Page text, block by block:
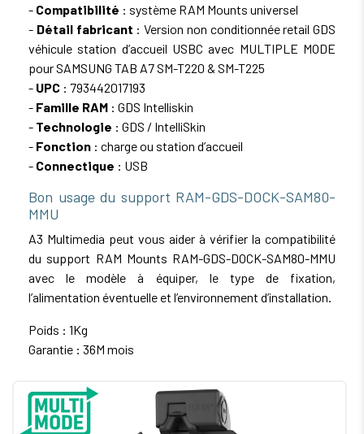
- Compatibilité : système RAM Mounts universel
- Détail fabricant : Version non conditionnée retail GDS
véhicule station d’accueil USBC avec MULTIPLE MODE
pour SAMSUNG TAB A7 SM-T220 & SM-T225
- UPC : 793442017193
- Famille RAM : GDS Intelliskin
- Technologie : GDS / IntelliSkin
- Fonction : charge ou station d’accueil
- Connectique : USB
Bon usage du support RAM-GDS-DOCK-SAM80-
MMU
A3 Multimedia peut vous aider à vérifier la compatibilité
du support RAM Mounts RAM-GDS-DOCK-SAM80-MMU
avec le modèle à équiper, le type de fixation,
l’alimentation éventuelle et l’environnement d’installation.
Poids : 1Kg
Garantie : 36M mois